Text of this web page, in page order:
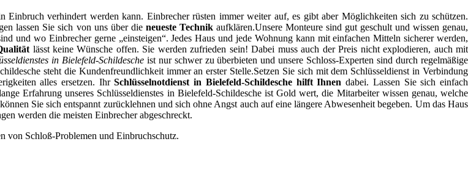
verhindert werden kann. Einbrecher rüsten immer weiter auf, es gibt aber Möglichkeiten sich zu schützen.
lassen Sie sich von uns über die neueste Technikaufklären.Unsere Monteure sind gut geschult und wissen genau,
und wo Einbrecher gerne „einsteigen“. Jedes Haus und jede Wohnung kann mit einfachen Mitteln sicherer werden,
lässt keine Wünsche offen. Sie werden zufrieden sein! Dabei muss auch der Preis nicht explodieren, auch mit
in Bielefeld-Schildescheist nur schwer zu überbieten und unsere Schloss-Experten sind durch regelmäßige
steht die Kundenfreundlichkeit immer an erster Stelle.Setzen Sie sich mit dem Schlüsseldienst in Verbindung
alles ersetzen. IhrSchlüsselnotdienst in Bielefeld-Schildesche hilft Ihnen dabei. Lassen Sie sich einfach
Erfahrung unseres Schlüsseldienstes in Bielefeld-Schildesche ist Gold wert, die Mitarbeiter wissen genau, welche
Sie sich entspannt zurücklehnen und sich ohne Angst auch auf eine längere Abwesenheit begeben. Um das Haus
werden die meisten Einbrecher abgeschreckt.
von Schloß-Problemen und Einbruchschutz.